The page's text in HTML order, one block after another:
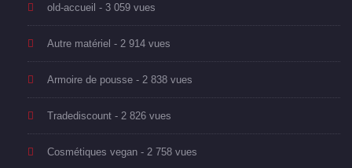
old-accueil - 3 059 vues
Autre matériel - 2 914 vues
Armoire de pousse - 2 838 vues
Tradediscount - 2 826 vues
Cosmétiques vegan - 2 758 vues